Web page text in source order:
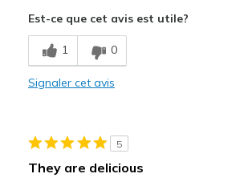
Les meilleures utilisations
Casual Wear
View On Shoes
I'm Into Shoes
Est-ce que cet avis est utile?
1 0
Signaler cet avis
5
They are delicious